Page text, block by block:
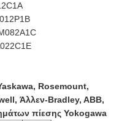
Rosemount,
Άλλεν-Bradley, ABB,
πίεσης Yokogawa